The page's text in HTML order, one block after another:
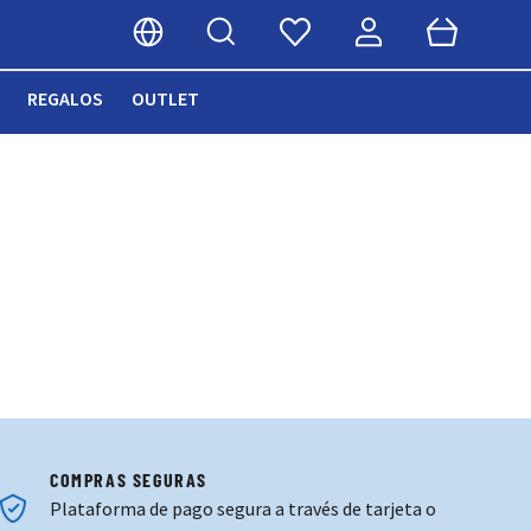
Buscar Cart
REGALOS OUTLET
COMPRAS SEGURAS
Plataforma de pago segura a través de tarjeta o